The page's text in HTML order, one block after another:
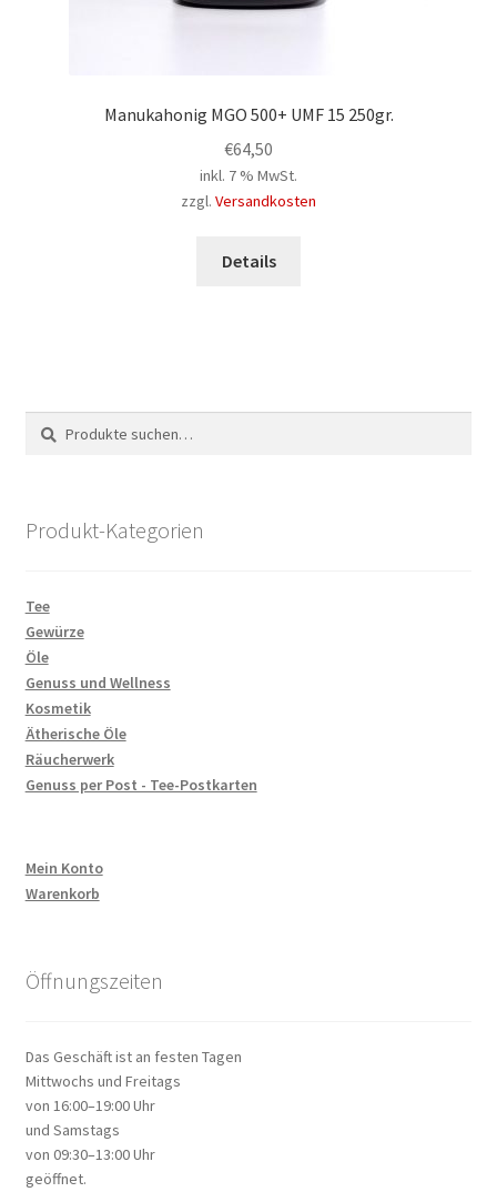
Manukahonig MGO 500+ UMF 15 250gr.
€64,50
inkl. 7 % MwSt.
zzgl. Versandkosten
Details
Suche
nach:
Suchen
Produkt-Kategorien
Tee
Gewürze
Öle
Genuss und Wellness
Kosmetik
Ätherische Öle
Räucherwerk
Genuss per Post - Tee-Postkarten
Mein Konto
Warenkorb
Öffnungszeiten
Das Geschäft ist an festen Tagen
Mittwochs und Freitags
von 16:00–19:00 Uhr
und Samstags
von 09:30–13:00 Uhr
geöffnet.